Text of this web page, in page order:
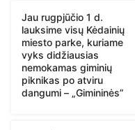
Jau rugpjūčio 1 d.
lauksime visų Kėdainių
miesto parke, kuriame
vyks didžiausias
nemokamas giminių
piknikas po atviru
dangumi – „Gimininės”